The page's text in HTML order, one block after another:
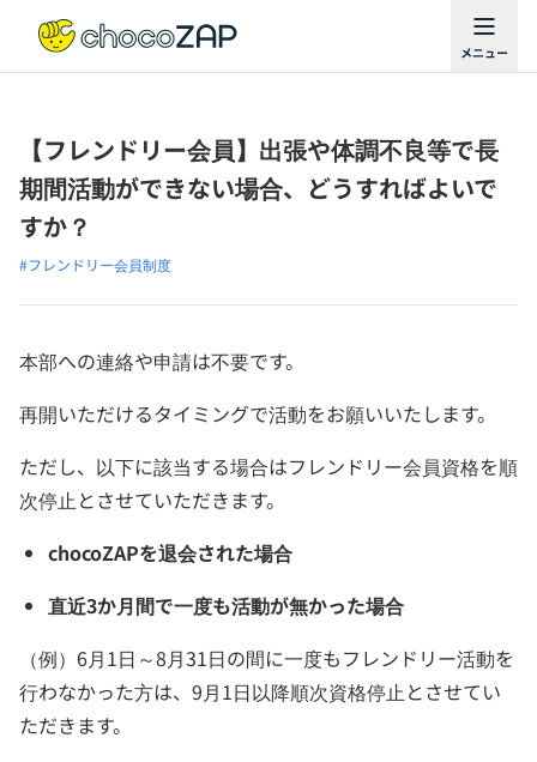
【フレンドリー会員】出張や体調不良等で長
期間活動ができない場合、どうすればよいで
すか？
#フレンドリー会員制度
本部への連絡や申請は不要です。
再開いただけるタイミングで活動をお願いいたします。
ただし、以下に該当する場合はフレンドリー会員資格を順
次停止とさせていただきます。
chocoZAPを退会された場合
直近3か月間で一度も活動が無かった場合
（例）6月1日～8月31日の間に一度もフレンドリー活動を
行わなかった方は、9月1日以降順次資格停止とさせてい
ただきます。